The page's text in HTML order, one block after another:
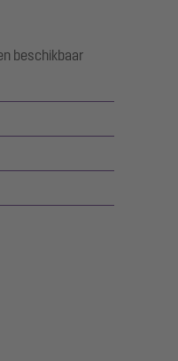
beschikbaar